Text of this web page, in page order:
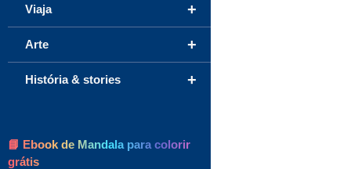
+
Viaja
+
Arte
+
História & stories
📘 Ebook de Mandala para colorir
grátis